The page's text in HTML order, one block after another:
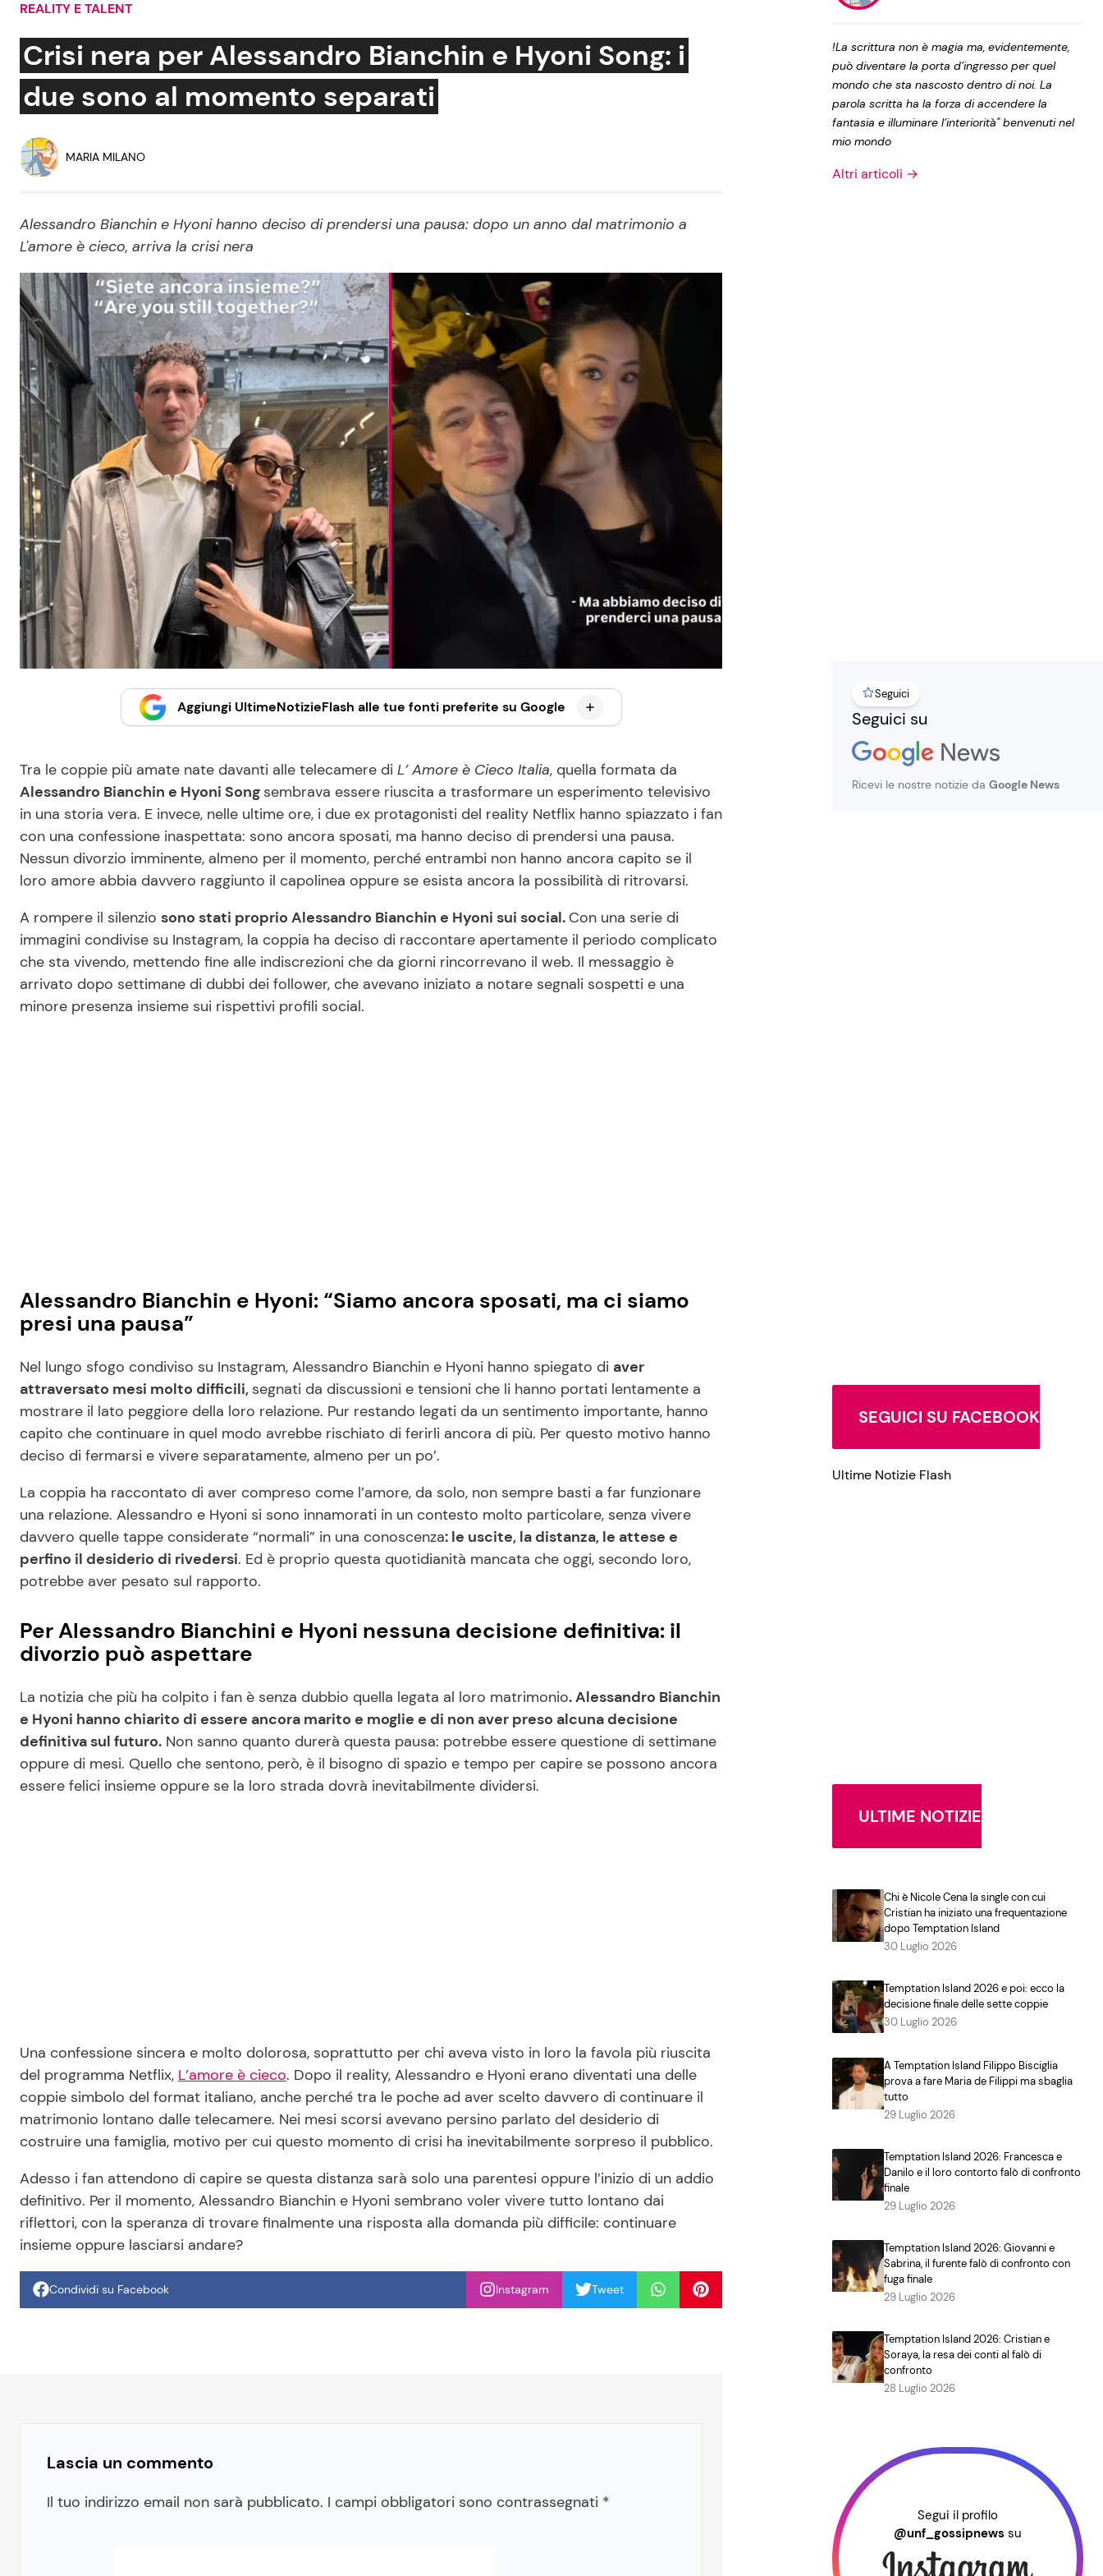
Social News
News dal mondo
Benessere
Salute
Viaggi e Turismo
Festività
Ricette Facili e Veloci
Ricette Feste
Ricette per Bambini
Privacy Policy
REALITY E TALENT
Crisi nera per Alessandro Bianchin e Hyoni Song: i
due sono al momento separati
MARIA MILANO
Alessandro Bianchin e Hyoni hanno deciso di prendersi una pausa: dopo un anno dal matrimonio a
L'amore è cieco, arriva la crisi nera
Aggiungi UltimeNotizieFlash alle tue fonti preferite su Google
Tra le coppie più amate nate davanti alle telecamere di L’ Amore è Cieco Italia, quella formata da
Alessandro Bianchin e Hyoni Song sembrava essere riuscita a trasformare un esperimento televisivo
in una storia vera. E invece, nelle ultime ore, i due ex protagonisti del reality Netflix hanno spiazzato i fan
con una confessione inaspettata: sono ancora sposati, ma hanno deciso di prendersi una pausa.
Nessun divorzio imminente, almeno per il momento, perché entrambi non hanno ancora capito se il
loro amore abbia davvero raggiunto il capolinea oppure se esista ancora la possibilità di ritrovarsi.
A rompere il silenzio sono stati proprio Alessandro Bianchin e Hyoni sui social. Con una serie di
immagini condivise su Instagram, la coppia ha deciso di raccontare apertamente il periodo complicato
che sta vivendo, mettendo fine alle indiscrezioni che da giorni rincorrevano il web. Il messaggio è
arrivato dopo settimane di dubbi dei follower, che avevano iniziato a notare segnali sospetti e una
minore presenza insieme sui rispettivi profili social.
Alessandro Bianchin e Hyoni: “Siamo ancora sposati, ma ci siamo
presi una pausa”
Nel lungo sfogo condiviso su Instagram, Alessandro Bianchin e Hyoni hanno spiegato di aver
attraversato mesi molto difficili, segnati da discussioni e tensioni che li hanno portati lentamente a
mostrare il lato peggiore della loro relazione. Pur restando legati da un sentimento importante, hanno
capito che continuare in quel modo avrebbe rischiato di ferirli ancora di più. Per questo motivo hanno
deciso di fermarsi e vivere separatamente, almeno per un po’.
La coppia ha raccontato di aver compreso come l’amore, da solo, non sempre basti a far funzionare
una relazione. Alessandro e Hyoni si sono innamorati in un contesto molto particolare, senza vivere
davvero quelle tappe considerate “normali” in una conoscenza: le uscite, la distanza, le attese e
perfino il desiderio di rivedersi. Ed è proprio questa quotidianità mancata che oggi, secondo loro,
potrebbe aver pesato sul rapporto.
Per Alessandro Bianchini e Hyoni nessuna decisione definitiva: il
divorzio può aspettare
La notizia che più ha colpito i fan è senza dubbio quella legata al loro matrimonio. Alessandro Bianchin
e Hyoni hanno chiarito di essere ancora marito e moglie e di non aver preso alcuna decisione
definitiva sul futuro. Non sanno quanto durerà questa pausa: potrebbe essere questione di settimane
oppure di mesi. Quello che sentono, però, è il bisogno di spazio e tempo per capire se possono ancora
essere felici insieme oppure se la loro strada dovrà inevitabilmente dividersi.
Una confessione sincera e molto dolorosa, soprattutto per chi aveva visto in loro la favola più riuscita
del programma Netflix, L’amore è cieco. Dopo il reality, Alessandro e Hyoni erano diventati una delle
coppie simbolo del format italiano, anche perché tra le poche ad aver scelto davvero di continuare il
matrimonio lontano dalle telecamere. Nei mesi scorsi avevano persino parlato del desiderio di
costruire una famiglia, motivo per cui questo momento di crisi ha inevitabilmente sorpreso il pubblico.
Adesso i fan attendono di capire se questa distanza sarà solo una parentesi oppure l’inizio di un addio
definitivo. Per il momento, Alessandro Bianchin e Hyoni sembrano voler vivere tutto lontano dai
riflettori, con la speranza di trovare finalmente una risposta alla domanda più difficile: continuare
insieme oppure lasciarsi andare?
Condividi su Facebook Instagram Tweet
Lascia un commento
Il tuo indirizzo email non sarà pubblicato. I campi obbligatori sono contrassegnati *
!La scrittura non è magia ma, evidentemente,
può diventare la porta d’ingresso per quel
mondo che sta nascosto dentro di noi. La
parola scritta ha la forza di accendere la
fantasia e illuminare l’interiorità" benvenuti nel
mio mondo
Altri articoli →
Seguici
Seguici su
Ricevi le nostre notizie da Google News
SEGUICI SU FACEBOOK
Ultime Notizie Flash
ULTIME NOTIZIE
Chi è Nicole Cena la single con cui
Cristian ha iniziato una frequentazione
dopo Temptation Island
30 Luglio 2026
Temptation Island 2026 e poi: ecco la
decisione finale delle sette coppie
30 Luglio 2026
A Temptation Island Filippo Bisciglia
prova a fare Maria de Filippi ma sbaglia
tutto
29 Luglio 2026
Temptation Island 2026: Francesca e
Danilo e il loro contorto falò di confronto
finale
29 Luglio 2026
Temptation Island 2026: Giovanni e
Sabrina, il furente falò di confronto con
fuga finale
29 Luglio 2026
Temptation Island 2026: Cristian e
Soraya, la resa dei conti al falò di
confronto
28 Luglio 2026
Segui il profilo
@unf_gossipnews su